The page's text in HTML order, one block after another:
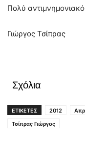
Πολύ
Γιώργος Τσίπρας
Σχόλια
ΕΤΙΚΕΤΕΣ 2012
Τσίπρας Γιώργος